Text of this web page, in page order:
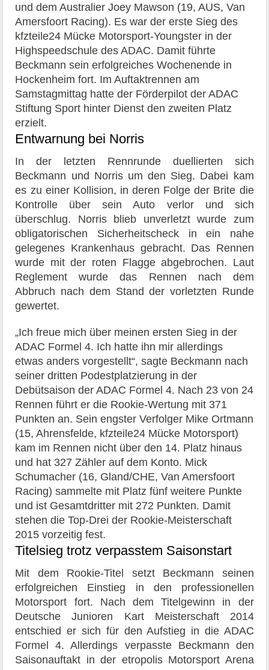
und dem Australier Joey Mawson (19, AUS, Van
Amersfoort Racing). Es war der erste Sieg des
kfzteile24 Mücke Motorsport-Youngster in der
Highspeedschule des ADAC. Damit führte
Beckmann sein erfolgreiches Wochenende in
Hockenheim fort. Im Auftaktrennen am
Samstagmittag hatte der Förderpilot der ADAC
Stiftung Sport hinter Dienst den zweiten Platz
erzielt.
Entwarnung bei Norris
In der letzten Rennrunde duellierten sich
Beckmann und Norris um den Sieg. Dabei kam
es zu einer Kollision, in deren Folge der Brite die
Kontrolle über sein Auto verlor und sich
überschlug. Norris blieb unverletzt wurde zum
obligatorischen Sicherheitscheck in ein nahe
gelegenes Krankenhaus gebracht. Das Rennen
wurde mit der roten Flagge abgebrochen. Laut
Reglement wurde das Rennen nach dem
Abbruch nach dem Stand der vorletzten Runde
gewertet.
„Ich freue mich über meinen ersten Sieg in der
ADAC Formel 4. Ich hatte ihn mir allerdings
etwas anders vorgestellt“, sagte Beckmann nach
seiner dritten Podestplatzierung in der
Debütsaison der ADAC Formel 4. Nach 23 von 24
Rennen führt er die Rookie-Wertung mit 371
Punkten an. Sein engster Verfolger Mike Ortmann
(15, Ahrensfelde, kfzteile24 Mücke Motorsport)
kam im Rennen nicht über den 14. Platz hinaus
und hat 327 Zähler auf dem Konto. Mick
Schumacher (16, Gland/CHE, Van Amersfoort
Racing) sammelte mit Platz fünf weitere Punkte
und ist Gesamtdritter mit 272 Punkten. Damit
stehen die Top-Drei der Rookie-Meisterschaft
2015 vorzeitig fest.
Titelsieg trotz verpasstem Saisonstart
Mit dem Rookie-Titel setzt Beckmann seinen
erfolgreichen Einstieg in den professionellen
Motorsport fort. Nach dem Titelgewinn in der
Deutsche Junioren Kart Meisterschaft 2014
entschied er sich für den Aufstieg in die ADAC
Formel 4. Allerdings verpasste Beckmann den
Saisonauftakt in der etropolis Motorsport Arena